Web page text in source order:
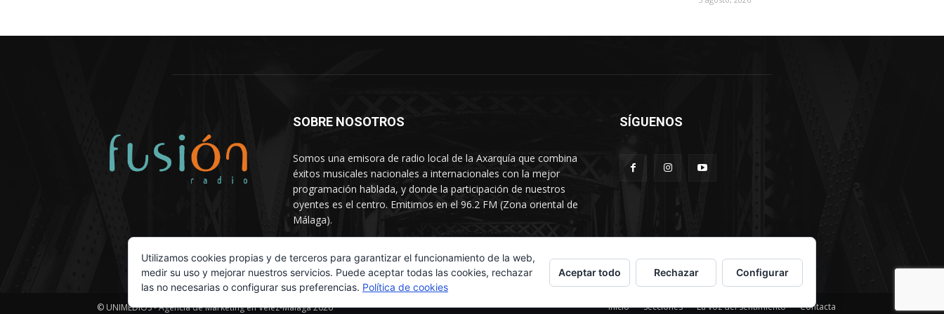
SOBRE NOSOTROS
Somos una emisora de radio local de la Axarquía que combina
éxitos musicales nacionales a internacionales con la mejor
programación hablada, y donde la participación de nuestros
oyentes es el centro. Emitimos en el 96.2 FM (Zona oriental de
Málaga).
SÍGUENOS
© UNIMEDIOS - Agencia de Marketing en Vélez-Málaga 2026 Inicio Secciones La voz del sentimiento Contacta
Utilizamos cookies propias y de terceros para garantizar el funcionamiento de la web,
medir su uso y mejorar nuestros servicios. Puede aceptar todas las cookies, rechazar
las no necesarias o configurar sus preferencias. Política de cookies
Aceptar todo Rechazar Configurar